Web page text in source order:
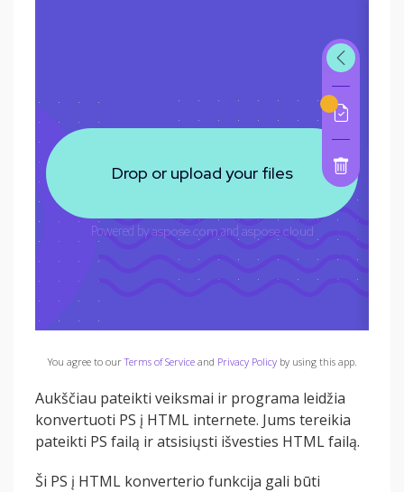
You agree to ourTerms of Serviceand Privacy Policyby using this app.
Aukščiau pateikti veiksmai ir programa leidžia
konvertuoti PS į HTML internete. Jums tereikia
pateikti PS failą ir atsisiųsti išvesties HTML failą.
Ši PS į HTML konverterio funkcija gali būti